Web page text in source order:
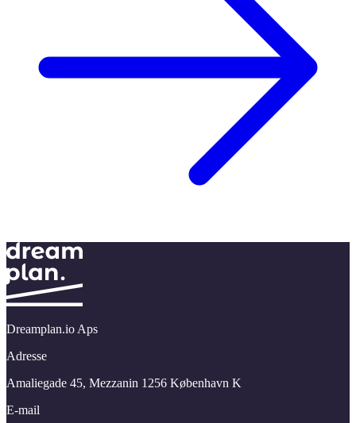
Dreamplan.io Aps
Adresse
Amaliegade 45,​ Mezzanin 1256 København K
E-mail